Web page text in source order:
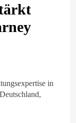
in